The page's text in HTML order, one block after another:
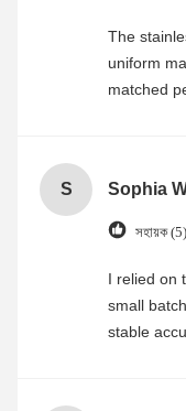
The
uniform
matched
S Sophia
সহায়ক (5)
I relied on
small
stable